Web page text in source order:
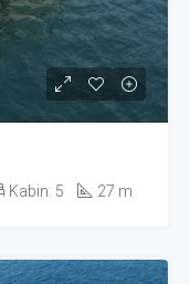
Kabin: 5 27 m